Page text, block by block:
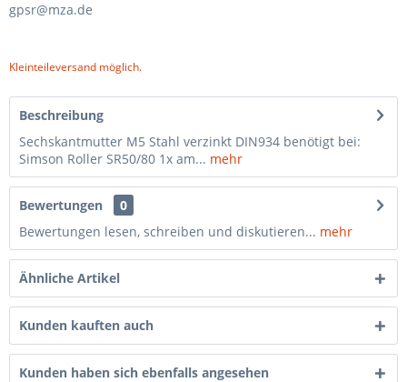
gpsr@mza.de
Kleinteileversand möglich.
Beschreibung
Sechskantmutter M5 Stahl verzinkt DIN934 benötigt bei:
Simson Roller SR50/80 1x am... mehr
Bewertungen
0
Bewertungen lesen, schreiben und diskutieren... mehr
Ähnliche Artikel
Kunden kauften auch
Kunden haben sich ebenfalls angesehen